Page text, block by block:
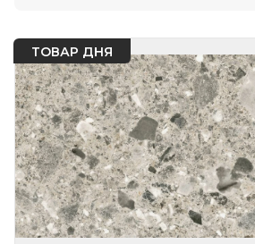
ТОВАР ДНЯ